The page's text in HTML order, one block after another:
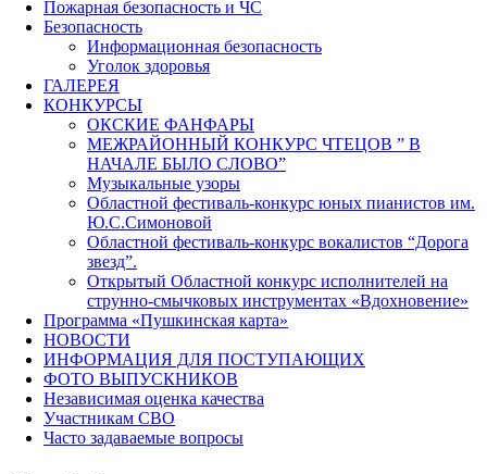
Пожарная безопасность и ЧС
Безопасность
Информационная безопасность
Уголок здоровья
ГАЛЕРЕЯ
КОНКУРСЫ
ОКСКИЕ ФАНФАРЫ
МЕЖРАЙОННЫЙ КОНКУРС ЧТЕЦОВ ” В
НАЧАЛЕ БЫЛО СЛОВО”
Музыкальные узоры
Областной фестиваль-конкурс юных пианистов им.
Ю.С.Симоновой
Областной фестиваль-конкурс вокалистов “Дорога
звезд”.
Открытый Областной конкурс исполнителей на
струнно-смычковых инструментах «Вдохновение»
Программа «Пушкинская карта»
НОВОСТИ
ИНФОРМАЦИЯ ДЛЯ ПОСТУПАЮЩИХ
ФОТО ВЫПУСКНИКОВ
Независимая оценка качества
Участникам СВО
Часто задаваемые вопросы